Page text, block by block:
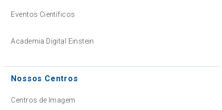
Eventos Científicos
Academia Digital Einstein
Nossos Centros
Centros de Imagem